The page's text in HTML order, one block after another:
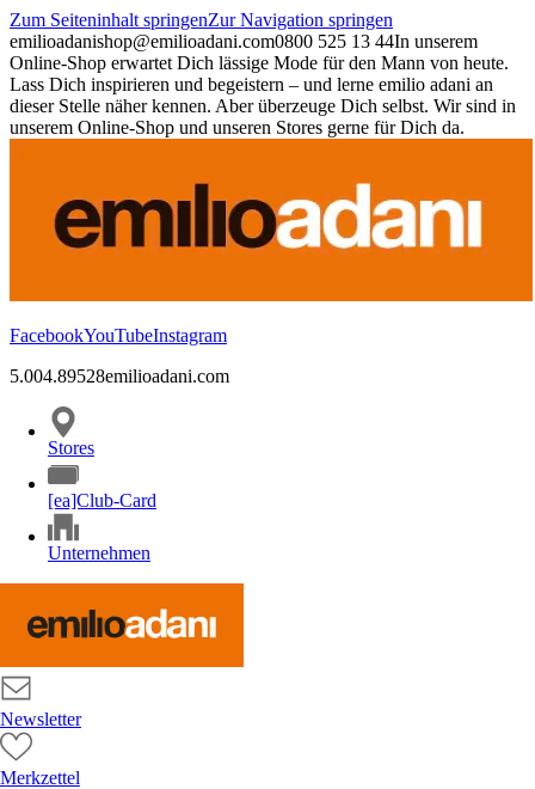
Zum Seiteninhalt springenZur Navigation springen
emilioadanishop@emilioadani.com0800 525 13 44In unserem
Online-Shop erwartet Dich lässige Mode für den Mann von heute.
Lass Dich inspirieren und begeistern – und lerne emilio adani an
dieser Stelle näher kennen. Aber überzeuge Dich selbst. Wir sind in
unserem Online-Shop und unseren Stores gerne für Dich da.
FacebookYouTubeInstagram
5.004.89528emilioadani.com
Stores
[ea]Club-Card
Unternehmen
Newsletter
Merkzettel